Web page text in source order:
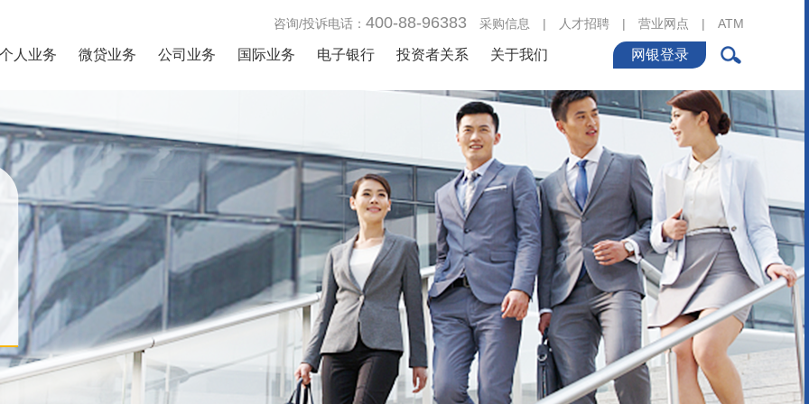
咨询/投诉电话： 400-88-96383 采购信息 | 人才招聘 | 营业网点 | ATM
个人业务 微贷业务 公司业务 国际业务 电子银行 投资者关系 关于我们 网银登录